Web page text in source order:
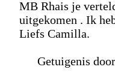
MB Rhais je
uitgekomen . Ik
Liefs Camilla.
Getuigenis door